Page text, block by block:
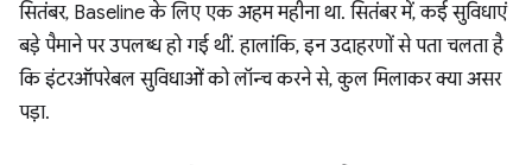
सितंबर, Baseline के लिए एक अहम महीना था. सितंबर में, कई सुविधाएं
बड़े पैमाने पर उपलब्ध हो गई थीं. हालांकि, इन उदाहरणों से पता चलता है
कि इंटरऑपरेबल सुविधाओं को लॉन्च करने से, कुल मिलाकर क्या असर
पड़ा.